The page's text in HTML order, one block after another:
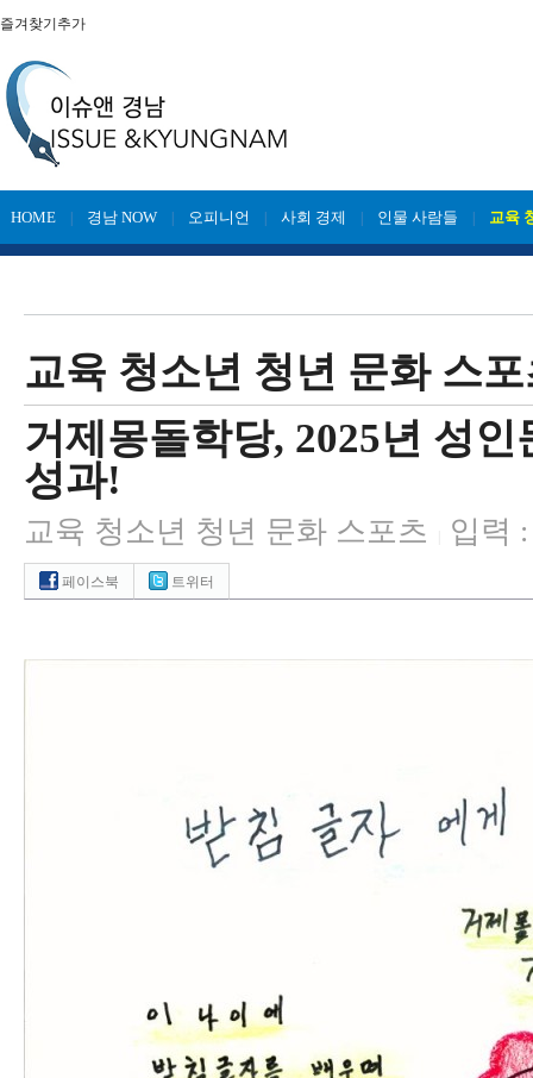
즐겨찾기추가
HOME 경남 NOW 오피니언 사회 경제 인물 사람들 교육
교육 청소년 청년 문화 스
거제몽돌학당, 2025년 성
성과!
교육 청소년 청년 문화 스포츠 입력
페이스북 트위터